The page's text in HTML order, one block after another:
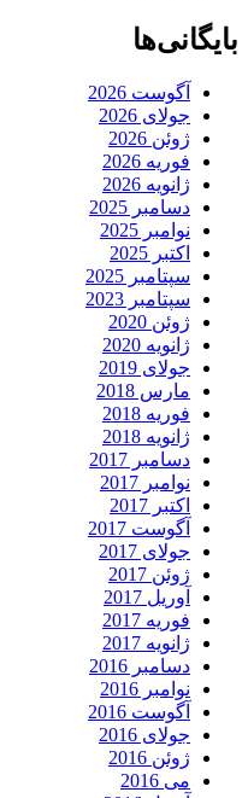
بایگانی‌ها
آگوست 2026
جولای 2026
ژوئن 2026
فوریه 2026
ژانویه 2026
دسامبر 2025
نوامبر 2025
اکتبر 2025
سپتامبر 2025
سپتامبر 2023
ژوئن 2020
ژانویه 2020
جولای 2019
مارس 2018
فوریه 2018
ژانویه 2018
دسامبر 2017
نوامبر 2017
اکتبر 2017
آگوست 2017
جولای 2017
ژوئن 2017
آوریل 2017
فوریه 2017
ژانویه 2017
دسامبر 2016
نوامبر 2016
آگوست 2016
جولای 2016
ژوئن 2016
می 2016